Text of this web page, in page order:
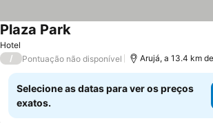
Hotel
Plaza Park
/ Pontuação não disponível Arujá, a 13.4 km
Selecione as datas para ver os preços
exatos.